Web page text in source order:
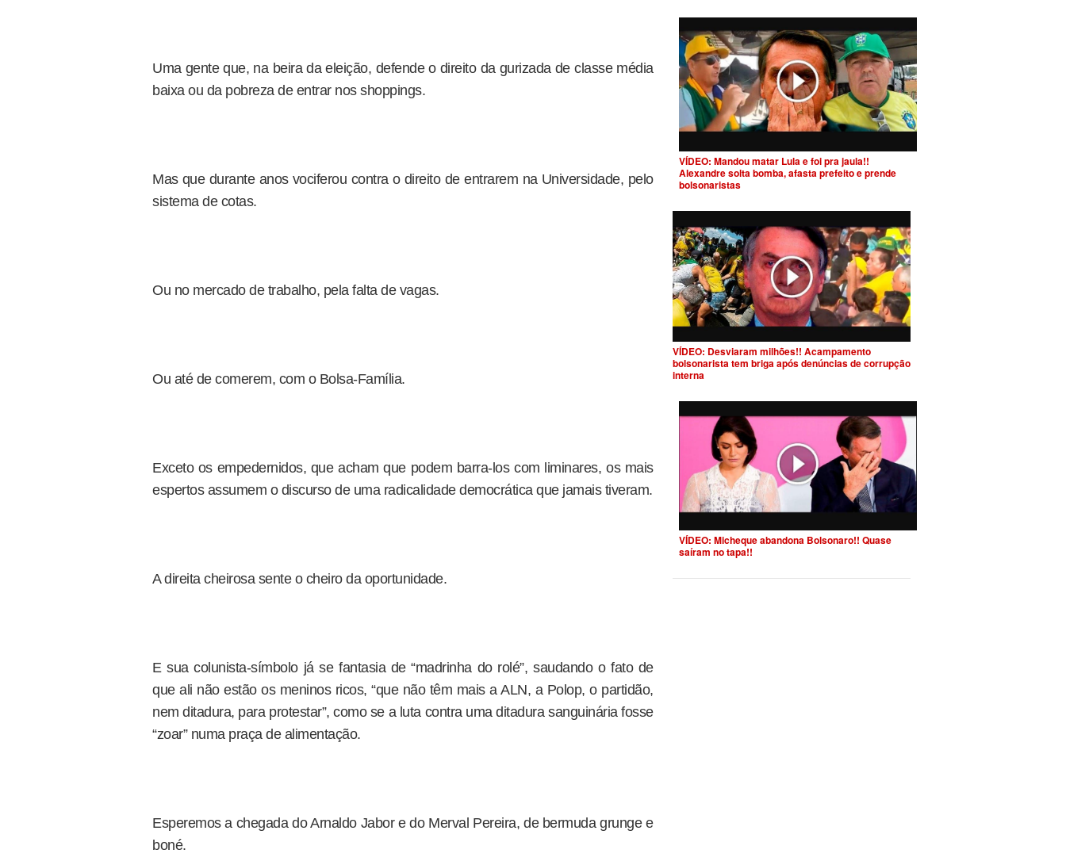
Uma gente que, na beira da eleição, defende o direito da gurizada de classe média
baixa ou da pobreza de entrar nos shoppings.
Mas que durante anos vociferou contra o direito de entrarem na Universidade, pelo
sistema de cotas.
Ou no mercado de trabalho, pela falta de vagas.
Ou até de comerem, com o Bolsa-Família.
Exceto os empedernidos, que acham que podem barra-los com liminares, os mais
espertos assumem o discurso de uma radicalidade democrática que jamais tiveram.
A direita cheirosa sente o cheiro da oportunidade.
E sua colunista-símbolo já se fantasia de “madrinha do rolé”, saudando o fato de
que ali não estão os meninos ricos, “que não têm mais a ALN, a Polop, o partidão,
nem ditadura, para protestar”, como se a luta contra uma ditadura sanguinária fosse
“zoar” numa praça de alimentação.
Esperemos a chegada do Arnaldo Jabor e do Merval Pereira, de bermuda grunge e
boné.
VÍDEO: Mandou matar Lula e foi pra jaula!!
Alexandre solta bomba, afasta prefeito e prende
bolsonaristas
VÍDEO: Desviaram milhões!! Acampamento
bolsonarista tem briga após denúncias de corrupção
interna
VÍDEO: Micheque abandona Bolsonaro!! Quase
saíram no tapa!!